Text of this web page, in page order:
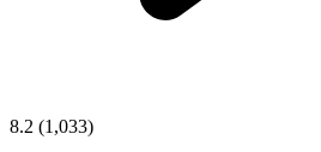
8.2 (1,033)